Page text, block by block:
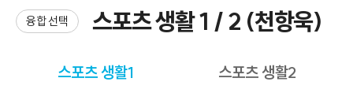
융합 선택
스포츠 생활 1 / 2 (천항욱)
스포츠 생활1 스포츠 생활2